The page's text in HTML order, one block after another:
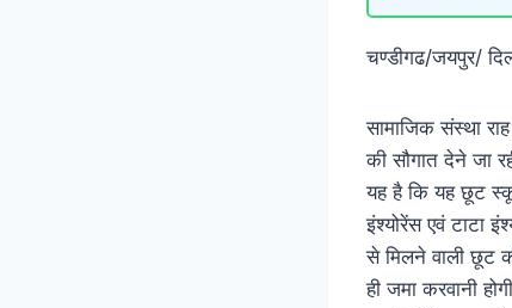
चण्डीगढ/जयपुर/
सामाजिक संस्था
की सौगात देने जा
यह है कि यह छूट
इंश्योरेंस एवं टाटा
से मिलने वाली छूट
ही जमा करवानी